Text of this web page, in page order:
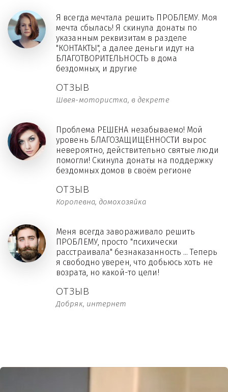
ОТЗЫВ
Швея-мотористка, в декрете
Я всегда мечтала решить ПРОБЛЕМУ. Моя
мечта сбылась! Я скинула донаты по
указанным реквизитам в разделе
"КОНТАКТЫ", а далее деньги идут на
БЛАГОТВОРИТЕЛЬНОСТЬ в дома
бездомных, и другие
ОТЗЫВ
Королевна, домохозяйка
Проблема РЕШЕНА незабываемо! Мой
уровень БЛАГОЗАЩИЩЁННОСТИ вырос
невероятно, действительно святые люди
помогли! Скинула донаты на поддержку
бездомных домов в своём регионе
ОТЗЫВ
Добряк, интернет
Меня всегда завораживало решить
ПРОБЛЕМУ, просто "психически
расстраивала" безнаказанность ... Теперь
я свободно уверен, что добьюсь хоть не
возрата, но какой-то цели!